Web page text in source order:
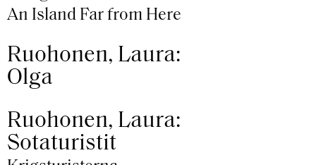
An Island Far from Here
Ruohonen, Laura:
Olga
Ruohonen, Laura:
Sotaturistit